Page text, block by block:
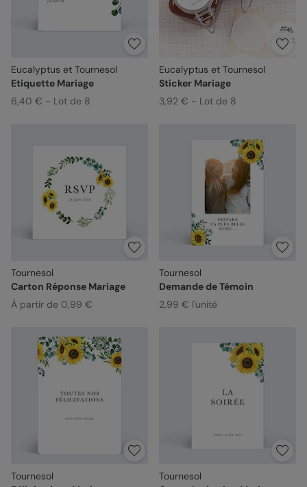
Eucalyptus et Tournesol
Etiquette Mariage
6,40 € - Lot de 8
Eucalyptus et Tournesol
Sticker Mariage
3,92 € - Lot de 8
Tournesol
Carton Réponse Mariage
À partir de 0,99 €
Tournesol
Demande de Témoin
2,99 € l'unité
Tournesol
Tournesol